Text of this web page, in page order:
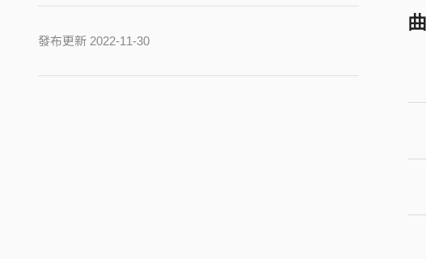
發布更新 2022-11-30